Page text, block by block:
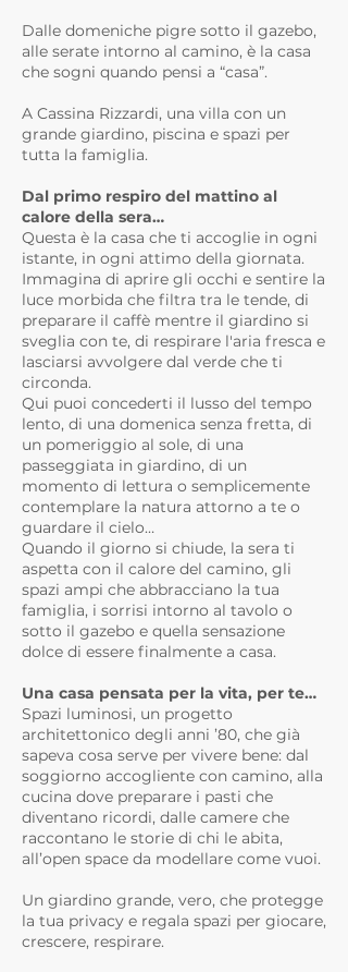
Dalle domeniche pigre sotto il gazebo,
alle serate intorno al camino, è la casa
che sogni quando pensi a “casa”.
A Cassina Rizzardi, una villa con un
grande giardino, piscina e spazi per
tutta la famiglia.
Dal primo respiro del mattino al
calore della sera…
Questa è la casa che ti accoglie in ogni
istante, in ogni attimo della giornata.
Immagina di aprire gli occhi e sentire la
luce morbida che filtra tra le tende, di
preparare il caffè mentre il giardino si
sveglia con te, di respirare l'aria fresca e
lasciarsi avvolgere dal verde che ti
circonda.
Qui puoi concederti il lusso del tempo
lento, di una domenica senza fretta, di
un pomeriggio al sole, di una
passeggiata in giardino, di un
momento di lettura o semplicemente
contemplare la natura attorno a te o
guardare il cielo…
Quando il giorno si chiude, la sera ti
aspetta con il calore del camino, gli
spazi ampi che abbracciano la tua
famiglia, i sorrisi intorno al tavolo o
sotto il gazebo e quella sensazione
dolce di essere finalmente a casa.
Una casa pensata per la vita, per te…
Spazi luminosi, un progetto
architettonico degli anni ’80, che già
sapeva cosa serve per vivere bene: dal
soggiorno accogliente con camino, alla
cucina dove preparare i pasti che
diventano ricordi, dalle camere che
raccontano le storie di chi le abita,
all’open space da modellare come vuoi.
Un giardino grande, vero, che protegge
la tua privacy e regala spazi per giocare,
crescere, respirare.